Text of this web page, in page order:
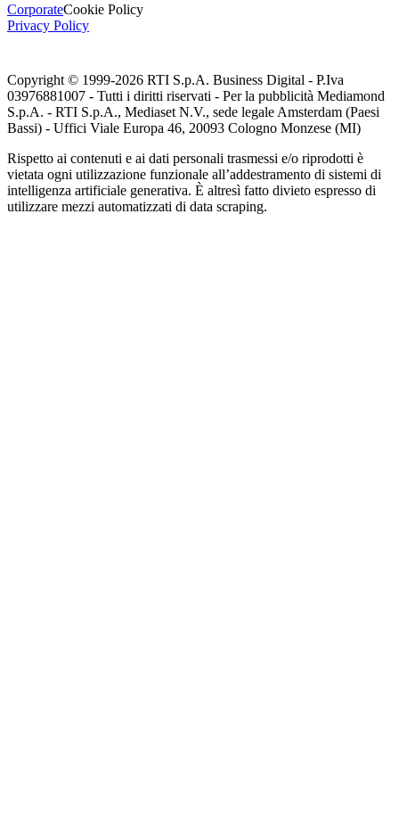
CorporateCookie Policy
Privacy Policy
Copyright © 1999-2026 RTI S.p.A. Business Digital - P.Iva
03976881007 - Tutti i diritti riservati - Per la pubblicità Mediamond
S.p.A. - RTI S.p.A., Mediaset N.V., sede legale Amsterdam (Paesi
Bassi) - Uffici Viale Europa 46, 20093 Cologno Monzese (MI)
Rispetto ai contenuti e ai dati personali trasmessi e/o riprodotti è
vietata ogni utilizzazione funzionale all’addestramento di sistemi di
intelligenza artificiale generativa. È altresì fatto divieto espresso di
utilizzare mezzi automatizzati di data scraping.